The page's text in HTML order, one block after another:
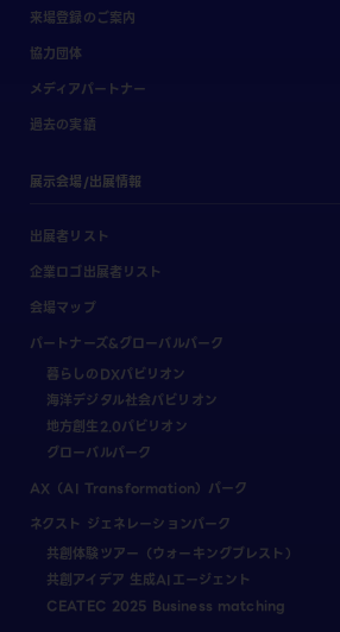
来場登録のご案内
協力団体
メディアパートナー
過去の実績
展示会場/出展情報
出展者リスト
企業ロゴ出展者リスト
会場マップ
パートナーズ&グローバルパーク
暮らしのDXパビリオン
海洋デジタル社会パビリオン
地方創生2.0パビリオン
グローバルパーク
AX（AI Transformation）パーク
ネクスト ジェネレーションパーク
共創体験ツアー（ウォーキングブレスト）
共創アイデア 生成AIエージェント
CEATEC 2025 Business matching